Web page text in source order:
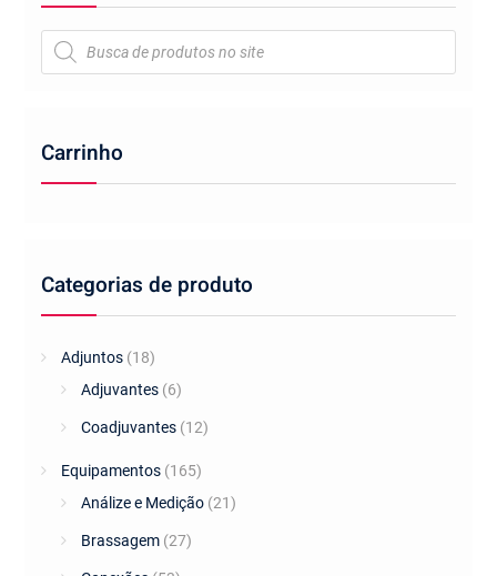
Pesquisar
produtos
Carrinho
Categorias de produto
Adjuntos (18)
Adjuvantes (6)
Coadjuvantes (12)
Equipamentos (165)
Análize e Medição (21)
Brassagem (27)